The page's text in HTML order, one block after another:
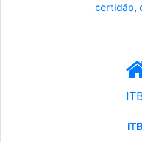
certidão,